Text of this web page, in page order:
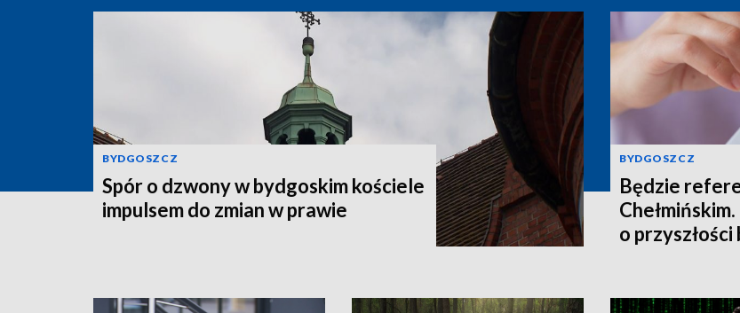
BYDGOSZCZ
Spór o dzwony w bydgoskim kościele
impulsem do zmian w prawie
BYDGOSZCZ
Będzie
o